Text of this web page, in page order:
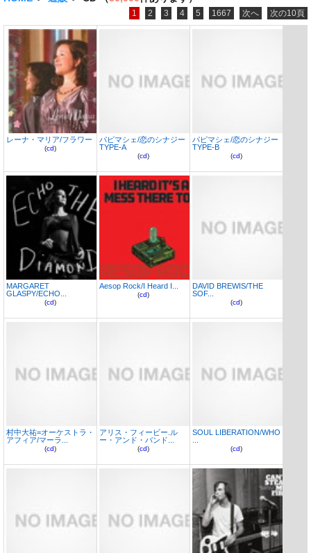
1 2 3 4 5 1667 次へ 次の10頁
レーナ・マリア/フラワー
(cd)
パピマシェ/恋のシナジー
TYPE-A
(cd)
パピマシェ/恋のシナジー
TYPE-B
(cd)
MARGARET
GLASPY/ECHO...
(cd)
Aesop Rock/I Heard I...
(cd)
DAVID BREWIS/THE
SOF...
(cd)
村中大祐=オーケストラ・
アフィア/マーラ...
(cd)
アリス・フィービー.ル
ー・アンド・バンド...
(cd)
SOUL LIBERATION/WHO
(cd)